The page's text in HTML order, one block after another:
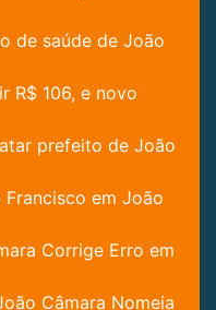
de saúde de João
R$ 106, e novo
prefeito de João
em João
Corrige Erro em
Câmara Nomeia